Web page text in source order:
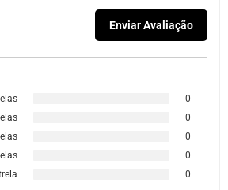
0
0
0
0
0